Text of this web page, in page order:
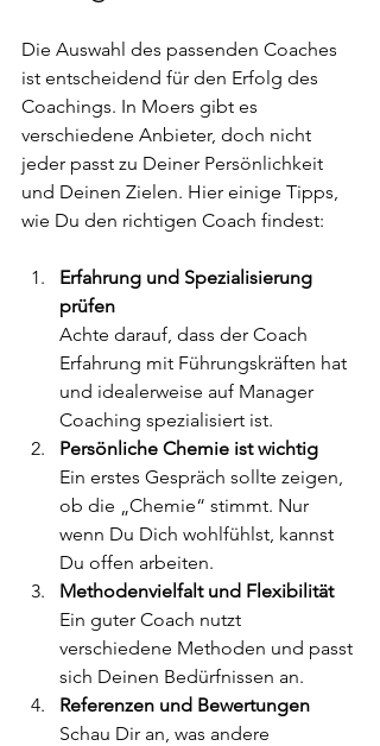
Die Auswahl des passenden Coaches
ist entscheidend für den Erfolg des
Coachings. In Moers gibt es
verschiedene Anbieter, doch nicht
jeder passt zu Deiner Persönlichkeit
und Deinen Zielen. Hier einige Tipps,
wie Du den richtigen Coach findest:
Erfahrung und Spezialisierung
prüfen
Achte darauf, dass der Coach
Erfahrung mit Führungskräften hat
und idealerweise auf Manager
Coaching spezialisiert ist.
Persönliche Chemie ist wichtig
Ein erstes Gespräch sollte zeigen,
ob die „Chemie“ stimmt. Nur
wenn Du Dich wohlfühlst, kannst
Du offen arbeiten.
Methodenvielfalt und Flexibilität
Ein guter Coach nutzt
verschiedene Methoden und passt
sich Deinen Bedürfnissen an.
Referenzen und Bewertungen
Schau Dir an, was andere